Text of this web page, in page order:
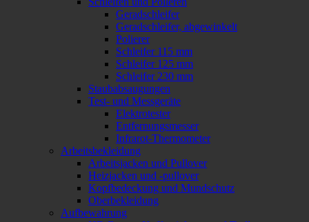
Geradschleifer
Geradschleifer, abgewinkelt
Polierer
Schleifer 115 mm
Schleifer 125 mm
Schleifer 230 mm
Staubabsaugungen
Test- und Messgeräte
Elektrotester
Entfernungsmesser
Infrarot-Thermometer
Arbeitsbekleidung
Arbeitsjacken und Pullover
Heizjacken und -pullover
Kopfbedeckung und Mundschutz
Oberbekleidung
Aufbewahrung